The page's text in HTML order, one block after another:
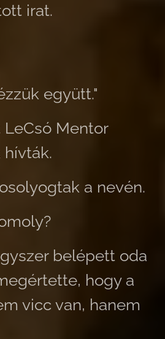
irat.
együtt."
Mentor
a nevén.
belépett oda
hogy a
vicc van, hanem